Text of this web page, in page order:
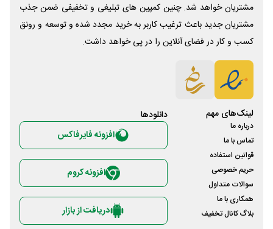
مشتریان خواهد شد. چنین کمپین های تبلیغی و تخفیفی ضمن جذب
مشتریان جدید باعث ترغیب کاربر به خرید مجدد شده و توسعه و رونق
کسب و کار در فضای آنلاین را در پی خواهد داشت.
لینک‌های مهم
درباره ما
تماس با ما
قوانین استفاده
حریم خصوصی
سوالات متداول
همکاری با ما
بلاگ کانال تخفیف
دانلود‌ها
افزونه فایرفاکس
افزونه کروم
دریافت از بازار